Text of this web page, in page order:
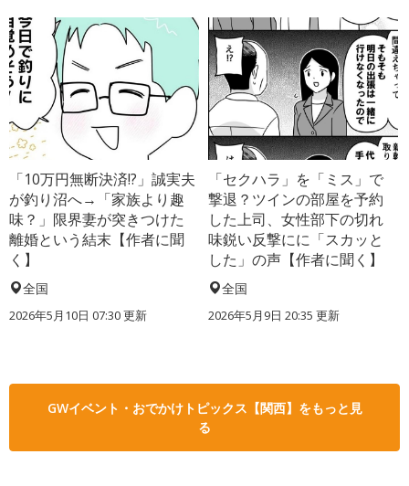
「10万円無断決済!?」誠実夫
が釣り沼へ→「家族より趣
味？」限界妻が突きつけた
離婚という結末【作者に聞
く】
全国
2026年5月10日 07:30 更新
「セクハラ」を「ミス」で
撃退？ツインの部屋を予約
した上司、女性部下の切れ
味鋭い反撃にに「スカッと
した」の声【作者に聞く】
全国
2026年5月9日 20:35 更新
GWイベント・おでかけトピックス【関西】をもっと見
る